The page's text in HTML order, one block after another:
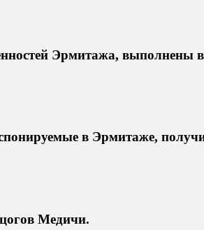
Эрмитажа, выполнены
в Эрмитаже,
Медичи.